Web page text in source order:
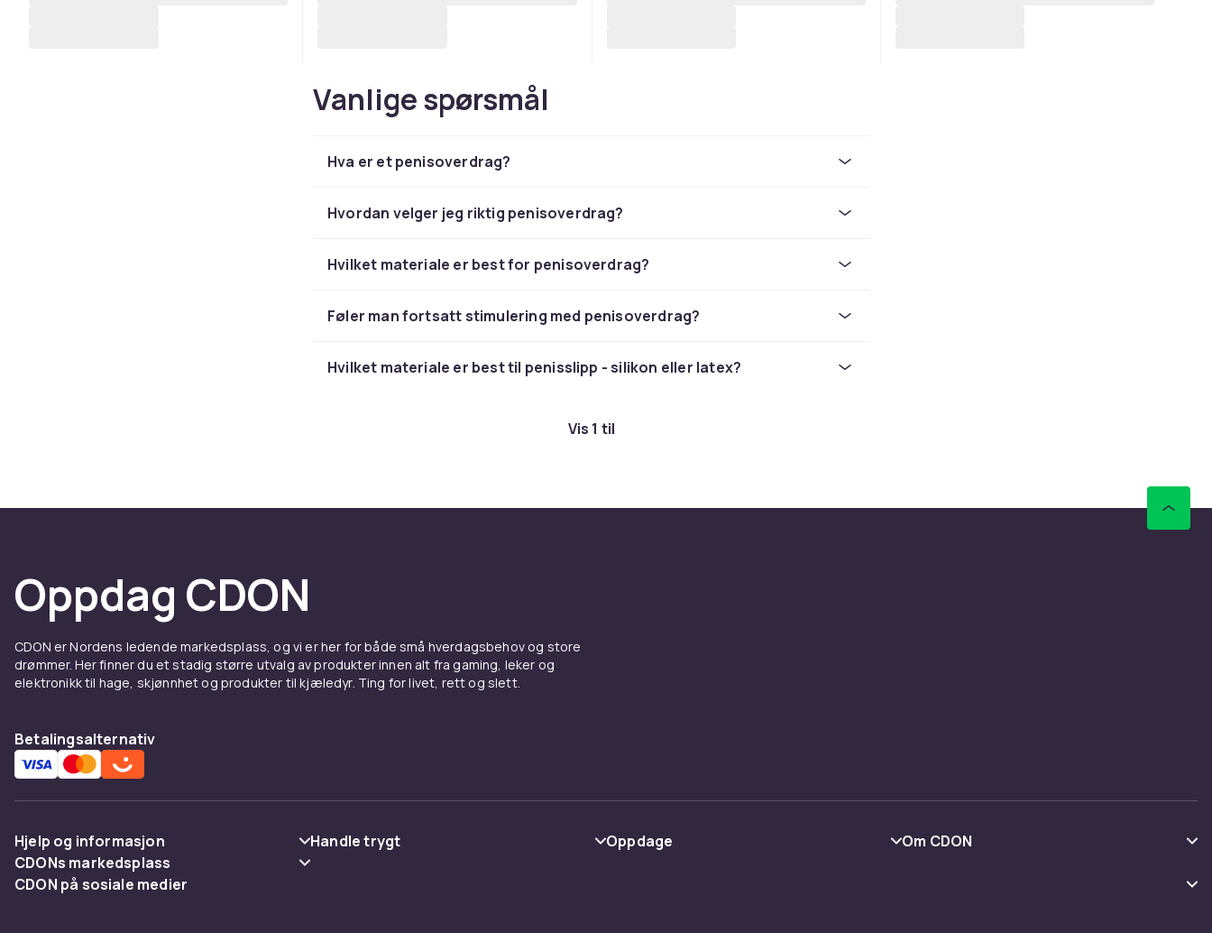
Vanlige spørsmål
Hva er et penisoverdrag?
Hvordan velger jeg riktig penisoverdrag?
Hvilket materiale er best for penisoverdrag?
Føler man fortsatt stimulering med penisoverdrag?
Hvilket materiale er best til penisslipp - silikon eller latex?
Vis 1 til
Oppdag CDON
CDON er Nordens ledende markedsplass, og vi er her for både små hverdagsbehov og store
drømmer. Her finner du et stadig større utvalg av produkter innen alt fra gaming, leker og
elektronikk til hage, skjønnhet og produkter til kjæledyr. Ting for livet, rett og slett.
Betalingsalternativ
Hjelp og informasjon
Vanlige spørsmål
Handle trygt
Oppdage
Om CDON
CDONs markedsplass
Merchant Help Center
CDON på sosiale medier